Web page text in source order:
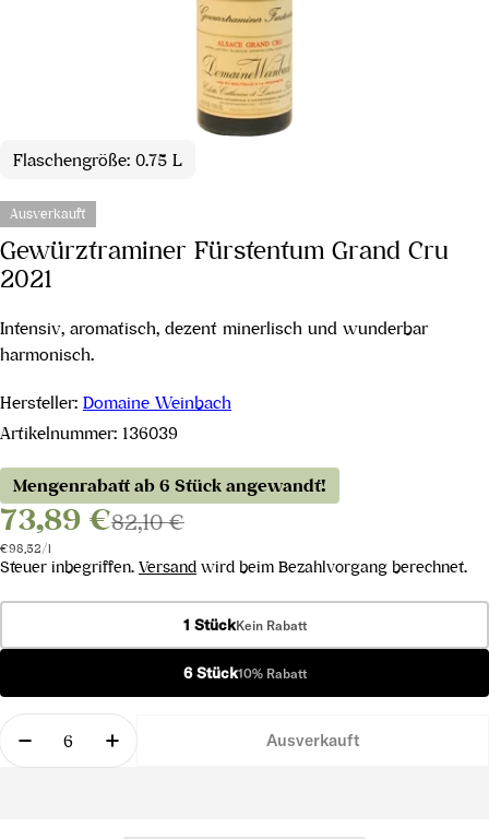
Flaschengröße: 0.75 L
Ausverkauft
Gewürztraminer Fürstentum Grand Cru
2021
Intensiv, aromatisch, dezent minerlisch und wunderbar
harmonisch.
Hersteller: Domaine Weinbach
Artikelnummer: 136039
Mengenrabatt ab 6 Stück angewandt!
73,89 €82,10 €
Stückpreis
€98,52/pro
l
Steuer inbegriffen. Versand wird beim Bezahlvorgang berechnet.
1 StückKein Rabatt
6 Stück10% Rabatt
Menge
Menge für Gewürztraminer Fürstentum Grand
Menge für Gewürztraminer Fürstentum
Ausverkauft